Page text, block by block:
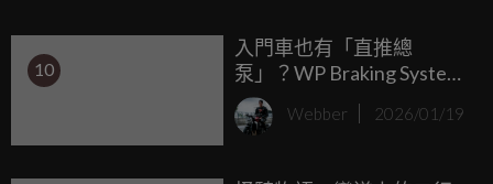
尷尬，即便是經驗不豐富的騎士也能輕易享受檔位切換的律
動感，近期日本媒體就整理了 8 台 2026 年式的「免拉離合玩
樂小車」，趕快一起來看看有沒有你心目中的夢想車吧！
10
入門車也有「直推總
泵」？WP Braking Systems
規格全解析，FCR4 卡鉗輕
到誇張！Webber 2026/01/19